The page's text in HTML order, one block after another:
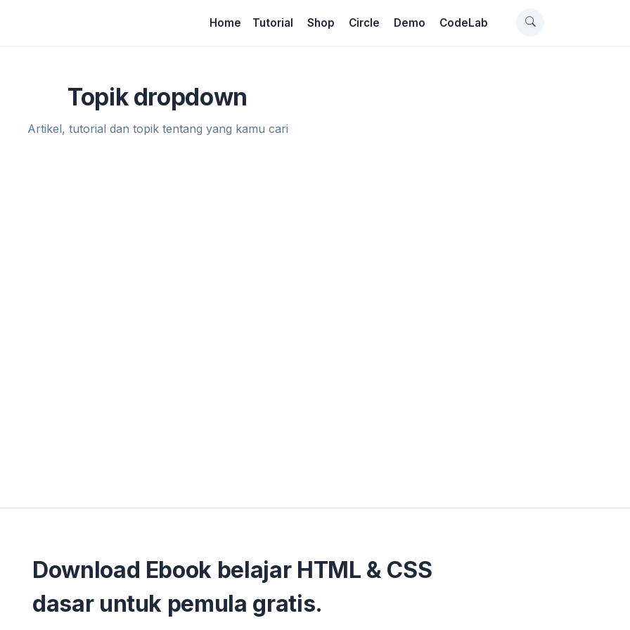
Home Tutorial Shop Circle Demo CodeLab
Topik dropdown
Artikel, tutorial dan topik tentang yang kamu cari
Download Ebook belajar HTML & CSS
dasar untuk pemula gratis.